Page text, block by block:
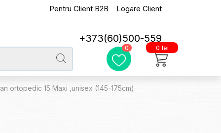
Pentru Client B2B Logare Client
+373(60)500-559
0 0 lei
ortopedic 15 Maxi ,unisex (145-175cm)